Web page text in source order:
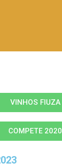
VINHOS FIUZA
COMPETE 2020